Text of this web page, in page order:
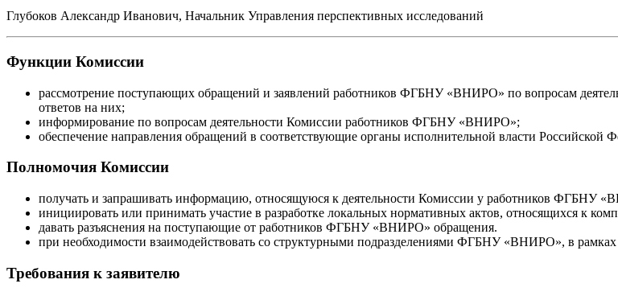
Глубоков Александр Иванович, Начальник Управления перспективных исследований
Функции Комиссии
рассмотрение поступающих обращений и заявлений работников ФГБНУ «ВНИРО» по вопросам
ответов на них;
информирование по вопросам деятельности Комиссии работников ФГБНУ «ВНИРО»;
обеспечение направления обращений в соответствующие органы исполнительной власти Российской
Полномочия Комиссии
получать и запрашивать информацию, относящуюся к деятельности Комиссии у работников ФГБНУ
инициировать или принимать участие в разработке локальных нормативных актов, относящихся к
давать разъяснения на поступающие от работников ФГБНУ «ВНИРО» обращения.
при необходимости взаимодействовать со структурными подразделениями ФГБНУ «ВНИРО», в
Требования к заявителю